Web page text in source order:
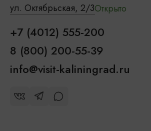
ул. Октябрьская, 2/3Открыто
+7 (4012) 555-200
8 (800) 200-55-39
info@visit-kaliningrad.ru